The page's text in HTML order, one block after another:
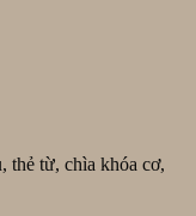
thẻ từ, chìa khóa cơ,